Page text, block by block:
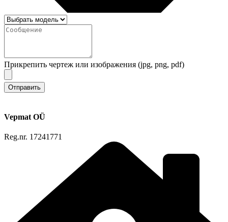
Прикрепить чертеж или изображения (jpg, png, pdf)
Отправить
Vepmat OÜ
Reg.nr. 17241771